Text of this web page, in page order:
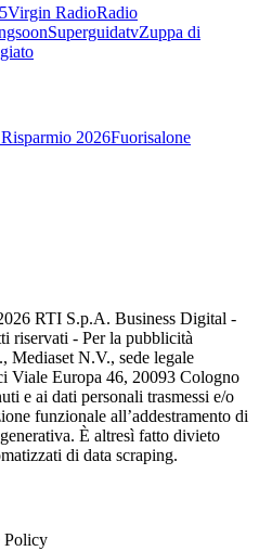
Virgin RadioRadio
SuperguidatvZuppa di
2026Fuorisalone
RTI S.p.A. Business Digital -
riservati - Per la pubblicità
N.V., sede legale
Viale Europa 46, 20093 Cologno
e ai dati personali trasmessi e/o
funzionale all’addestramento di
È altresì fatto divieto
di data scraping.
Policy